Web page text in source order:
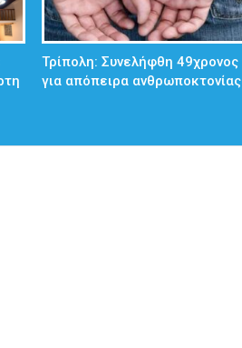
Τρίπολη: Συνελήφθη 49χρονος
για απόπειρα ανθρωποκτονίας